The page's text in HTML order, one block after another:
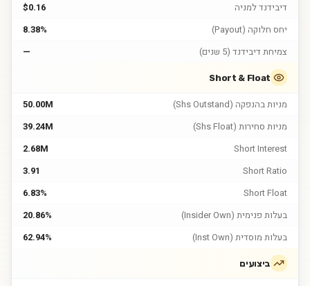
דיבידנד למניה
$0.16
יחס חלוקה (Payout)
8.38%
צמיחת דיבידנד (5 שנים)
—
Short & Float
מניות בהנפקה (Shs Outstand)
50.00M
מניות סחירות (Shs Float)
39.24M
Short Interest
2.68M
Short Ratio
3.91
Short Float
6.83%
בעלות פנימית (Insider Own)
20.86%
בעלות מוסדית (Inst Own)
62.94%
ביצועים